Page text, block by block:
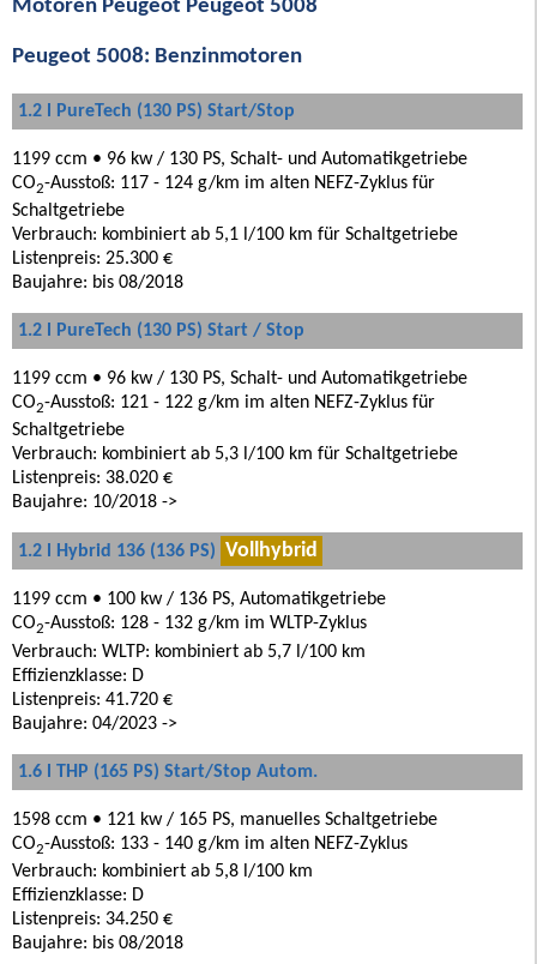
Motoren Peugeot Peugeot 5008
Peugeot 5008: Benzinmotoren
1.2 l PureTech (130 PS) Start/Stop
1199 ccm • 96 kw / 130 PS, Schalt- und Automatikgetriebe
CO2-Ausstoß: 117 - 124 g/km im alten NEFZ-Zyklus für
Schaltgetriebe
Verbrauch: kombiniert ab 5,1 l/100 km für Schaltgetriebe
Listenpreis: 25.300 €
Baujahre: bis 08/2018
1.2 l PureTech (130 PS) Start / Stop
1199 ccm • 96 kw / 130 PS, Schalt- und Automatikgetriebe
CO2-Ausstoß: 121 - 122 g/km im alten NEFZ-Zyklus für
Schaltgetriebe
Verbrauch: kombiniert ab 5,3 l/100 km für Schaltgetriebe
Listenpreis: 38.020 €
Baujahre: 10/2018 ->
1.2 l Hybrid 136 (136 PS) Vollhybrid
1199 ccm • 100 kw / 136 PS, Automatikgetriebe
CO2-Ausstoß: 128 - 132 g/km im WLTP-Zyklus
Verbrauch: WLTP: kombiniert ab 5,7 l/100 km
Effizienzklasse: D
Listenpreis: 41.720 €
Baujahre: 04/2023 ->
1.6 l THP (165 PS) Start/Stop Autom.
1598 ccm • 121 kw / 165 PS, manuelles Schaltgetriebe
CO2-Ausstoß: 133 - 140 g/km im alten NEFZ-Zyklus
Verbrauch: kombiniert ab 5,8 l/100 km
Effizienzklasse: D
Listenpreis: 34.250 €
Baujahre: bis 08/2018